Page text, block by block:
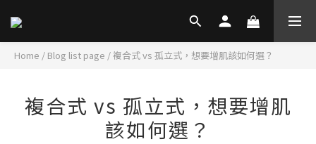
Home / Blog list page /複合式 vs 孤立式，想要增肌該如何選？
複合式 vs 孤立式，想要增肌
該如何選？